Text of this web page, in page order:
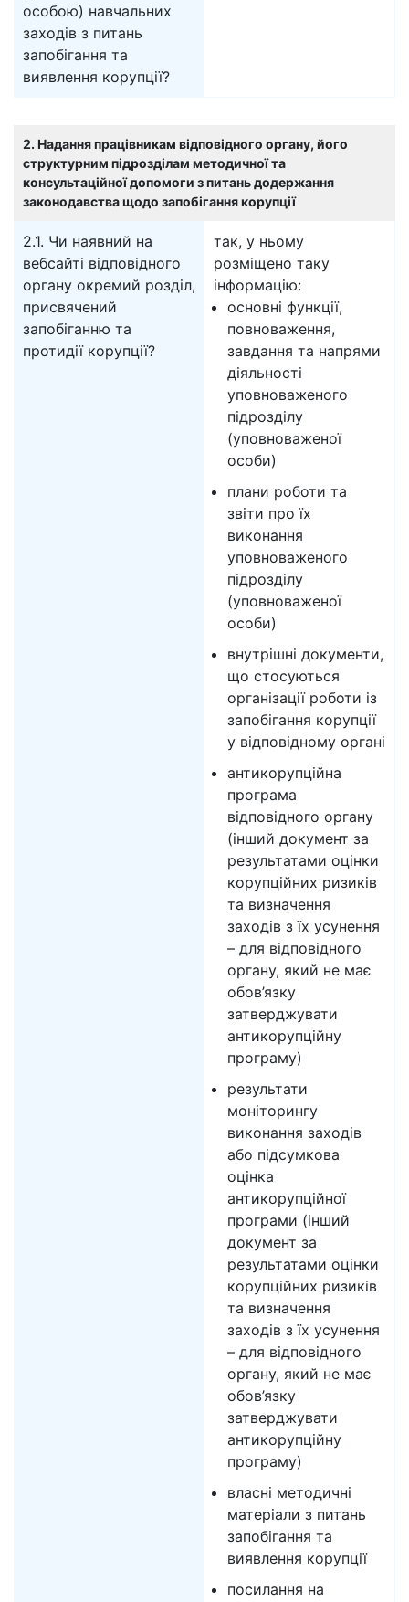
особою) навчальних
заходів з питань
запобігання та
виявлення корупції?
2. Надання працівникам відповідного органу, його
структурним підрозділам методичної та
консультаційної допомоги з питань додержання
законодавства щодо запобігання корупції
2.1. Чи наявний на
вебсайті відповідного
органу окремий розділ,
присвячений
запобіганню та
протидії корупції?
так, у ньому
розміщено таку
інформацію:
основні функції,
повноваження,
завдання та напрями
діяльності
уповноваженого
підрозділу
(уповноваженої
особи)
плани роботи та
звіти про їх
виконання
уповноваженого
підрозділу
(уповноваженої
особи)
внутрішні документи,
що стосуються
організації роботи із
запобігання корупції
у відповідному органі
антикорупційна
програма
відповідного органу
(інший документ за
результатами оцінки
корупційних ризиків
та визначення
заходів з їх усунення
– для відповідного
органу, який не має
обов’язку
затверджувати
антикорупційну
програму)
результати
моніторингу
виконання заходів
або підсумкова
оцінка
антикорупційної
програми (інший
документ за
результатами оцінки
корупційних ризиків
та визначення
заходів з їх усунення
– для відповідного
органу, який не має
обов’язку
затверджувати
антикорупційну
програму)
власні методичні
матеріали з питань
запобігання та
виявлення корупції
посилання на